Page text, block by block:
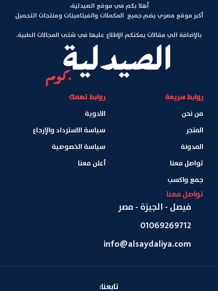
أهلا بكم في موقع الصيدلية،
أكبر موقع مصري يضم جميع المكملات والفيتامينات ومنتجات التجميل
بالإضافة الي مقالات يمكنكم الإطلاع عليها في شتى المجالات الطبية.
روابط سريعة
من نحن
المتجر
المدونة
تواصل معنا
جمع واكسب
روابط تهمك
الادوية
سياسة الاسترداد والإرجاع
سياسة الخصوصية
أعلن معنا
تواصل معنا
فيصل - الجيزة - مصر
01069269712
info@alsaydaliya.com
تابعنا: